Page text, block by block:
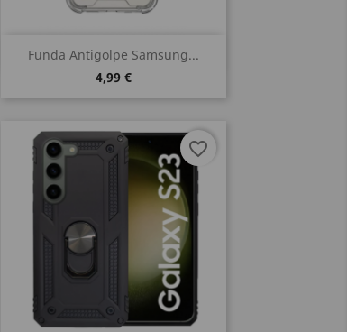
Funda Antigolpe Samsung...
4,99 €
Vista rápida
favorite_border